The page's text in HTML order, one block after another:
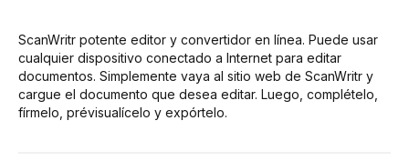
ScanWritr potente editor y convertidor en línea. Puede usar
cualquier dispositivo conectado a Internet para editar
documentos. Simplemente vaya al sitio web de ScanWritr y
cargue el documento que desea editar. Luego, complételo,
fírmelo, prévisualícelo y expórtelo.